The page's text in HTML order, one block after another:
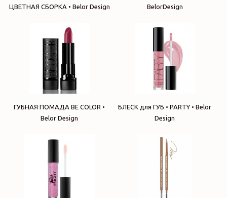
ЦВЕТНАЯ СБОРКА • Belor Design
BelorDesign
ГУБНАЯ ПОМАДА BE COLOR •
Belor Design
БЛЕСК для ГУБ • PARTY • Belor
Design